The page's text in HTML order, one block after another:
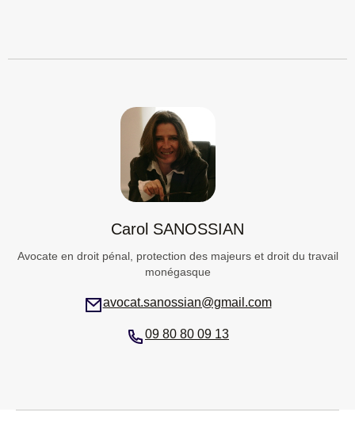
Carol SANOSSIAN
Avocate en droit pénal, protection des majeurs et droit du travail
monégasque
avocat.sanossian@gmail.com
09 80 80 09 13